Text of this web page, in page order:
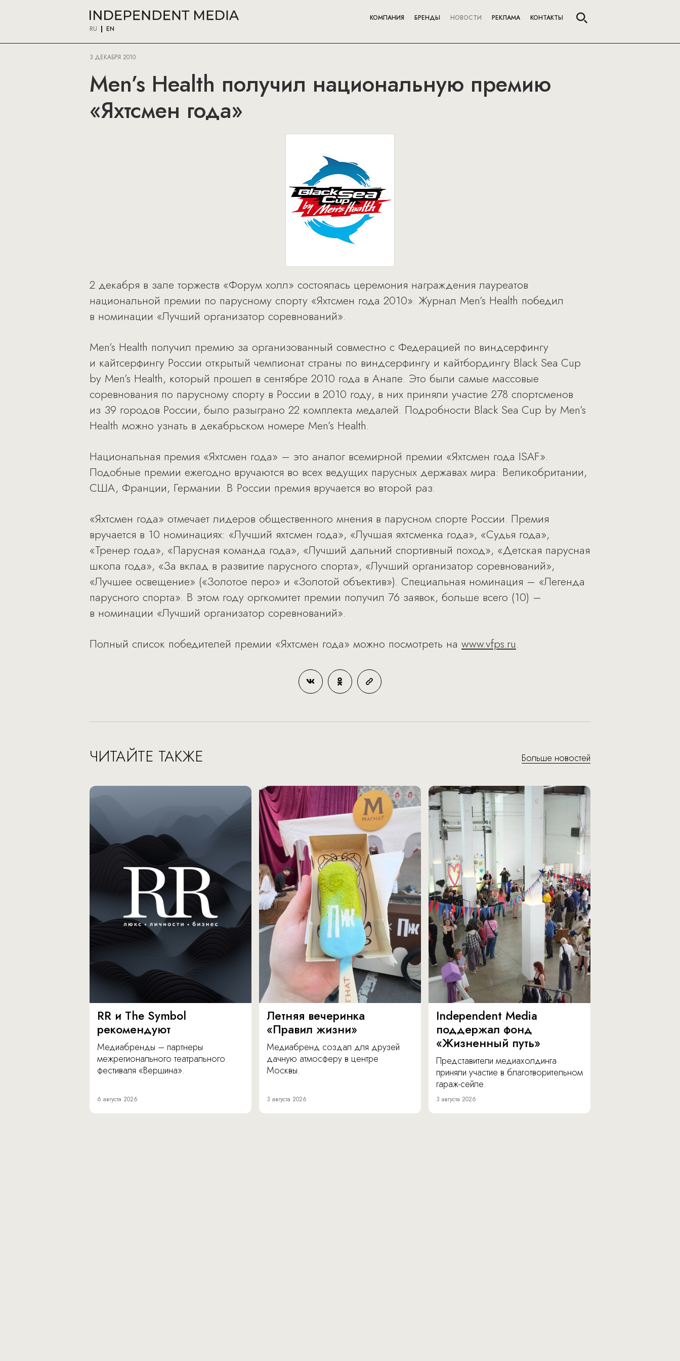
RU EN
КОМПАНИЯ БРЕНДЫ НОВОСТИ РЕКЛАМА КОНТАКТЫ
3 ДЕКАБРЯ 2010
Men’s Health получил национальную премию
«Яхтсмен года»
2 декабря в зале торжеств «Форум холл» состоялась церемония награждения лауреатов
национальной премии по парусному спорту «Яхтсмен года 2010». Журнал Men’s Health победил
в номинации «Лучший организатор соревнований».
Men’s Health получил премию за организованный совместно с Федерацией по виндсерфингу
и кайтсерфингу России открытый чемпионат страны по виндсерфингу и кайтбордингу Black Sea Cup
by Men’s Health, который прошел в сентябре 2010 года в Анапе. Это были самые массовые
соревнования по парусному спорту в России в 2010 году, в них приняли участие 278 спортсменов
из 39 городов России, было разыграно 22 комплекта медалей. Подробности Black Sea Cup by Men’s
Health можно узнать в декабрьском номере Men’s Health.
Национальная премия «Яхтсмен года» – это аналог всемирной премии «Яхтсмен года ISAF».
Подобные премии ежегодно вручаются во всех ведущих парусных державах мира: Великобритании,
США, Франции, Германии. В России премия вручается во второй раз.
«Яхтсмен года» отмечает лидеров общественного мнения в парусном спорте России. Премия
вручается в 10 номинациях: «Лучший яхтсмен года», «Лучшая яхтсменка года», «Судья года»,
«Тренер года», «Парусная команда года», «Лучший дальний спортивный поход», «Детская парусная
школа года», «За вклад в развитие парусного спорта», «Лучший организатор соревнований»,
«Лучшее освещение» («Золотое перо» и «Золотой объектив»). Специальная номинация – «Легенда
парусного спорта». В этом году оргкомитет премии получил 76 заявок, больше всего (10) –
в номинации «Лучший организатор соревнований».
Полный список победителей премии «Яхтсмен года» можно посмотреть на www.vfps.ru.
ЧИТАЙТЕ ТАКЖЕ Больше новостей
RR и The Symbol
рекомендуют
Медиабренды – партнеры
межрегионального театрального
фестиваля «Вершина».
6 августа 2026
Летняя вечеринка
«Правил жизни»
Медиабренд создал для друзей
дачную атмосферу в центре
Москвы.
3 августа 2026
Independent Media
поддержал фонд
«Жизненный путь»
Представители медиахолдинга
приняли участие в благотворительном
гараж-сейле.
3 августа 2026